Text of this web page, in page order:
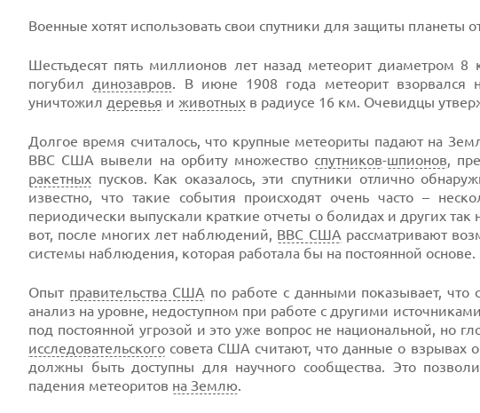
Военные хотят использовать свои спутники для защиты планеты
Шестьдесят пять миллионов лет назад метеорит диаметром
погубил динозавров. В июне 1908 года метеорит взорвался
уничтожил деревья и животных в радиусе 16 км. Очевидцы
Долгое время считалось, что крупные метеориты падают на
ВВС США вывели на орбиту множество спутников-шпионов,
ракетных пусков. Как оказалось, эти спутники отлично
известно, что такие события происходят очень часто –
периодически выпускали краткие отчеты о болидах и других
вот, после многих лет наблюдений, ВВС США рассматривают
системы наблюдения, которая работала бы на постоянной основе.
Опыт правительства США по работе с данными показывает,
анализ на уровне, недоступном при работе с другими
под постоянной угрозой и это уже вопрос не национальной, но
исследовательского совета США считают, что данные о взрывах
должны быть доступны для научного сообщества. Это
падения метеоритов на Землю.